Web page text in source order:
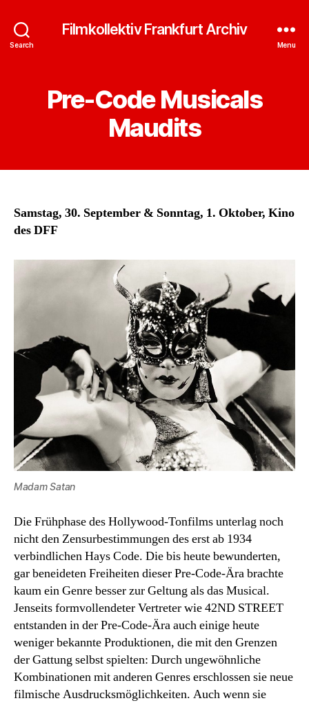
Search
Filmkollektiv Frankfurt Archiv
Menu
Pre-Code Musicals
Maudits
Samstag, 30. September & Sonntag, 1. Oktober, Kino
des DFF
Madam Satan
Die Frühphase des Hollywood-Tonfilms unterlag noch
nicht den Zensurbestimmungen des erst ab 1934
verbindlichen Hays Code. Die bis heute bewunderten,
gar beneideten Freiheiten dieser Pre-Code-Ära brachte
kaum ein Genre besser zur Geltung als das Musical.
Jenseits formvollendeter Vertreter wie 42ND STREET
entstanden in der Pre-Code-Ära auch einige heute
weniger bekannte Produktionen, die mit den Grenzen
der Gattung selbst spielten: Durch ungewöhnliche
Kombinationen mit anderen Genres erschlossen sie neue
filmische Ausdrucksmöglichkeiten. Auch wenn sie